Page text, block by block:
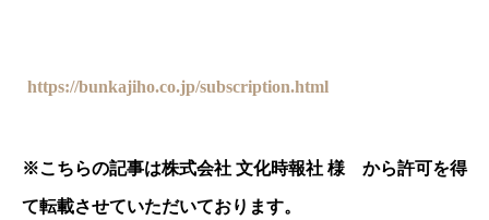
https://bunkajiho.co.jp/subscription.html
※こちらの記事は株式会社 文化時報社 様 から許可を得
て転載させていただいております。